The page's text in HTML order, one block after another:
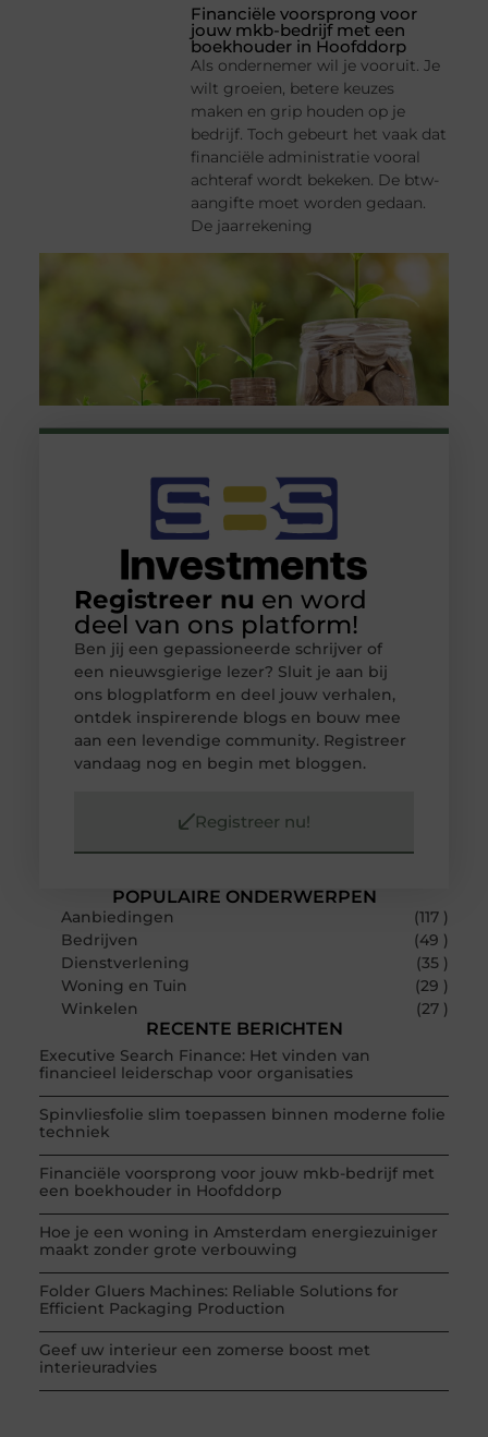
Financiële voorsprong voor
jouw mkb-bedrijf met een
boekhouder in Hoofddorp
Als ondernemer wil je vooruit. Je
wilt groeien, betere keuzes
maken en grip houden op je
bedrijf. Toch gebeurt het vaak dat
financiële administratie vooral
achteraf wordt bekeken. De btw-
aangifte moet worden gedaan.
De jaarrekening
POPULAIRE ONDERWERPEN
Aanbiedingen
(117 )
Bedrijven
(49 )
Dienstverlening
(35 )
Woning en Tuin
(29 )
Winkelen
(27 )
RECENTE BERICHTEN
Executive Search Finance: Het vinden van
financieel leiderschap voor organisaties
Spinvliesfolie slim toepassen binnen moderne folie
techniek
Financiële voorsprong voor jouw mkb-bedrijf met
een boekhouder in Hoofddorp
Hoe je een woning in Amsterdam energiezuiniger
maakt zonder grote verbouwing
Folder Gluers Machines: Reliable Solutions for
Efficient Packaging Production
Geef uw interieur een zomerse boost met
interieuradvies
Registreer nu en word
deel van ons platform!
Ben jij een gepassioneerde schrijver of
een nieuwsgierige lezer? Sluit je aan bij
ons blogplatform en deel jouw verhalen,
ontdek inspirerende blogs en bouw mee
aan een levendige community. Registreer
vandaag nog en begin met bloggen.
Registreer nu!